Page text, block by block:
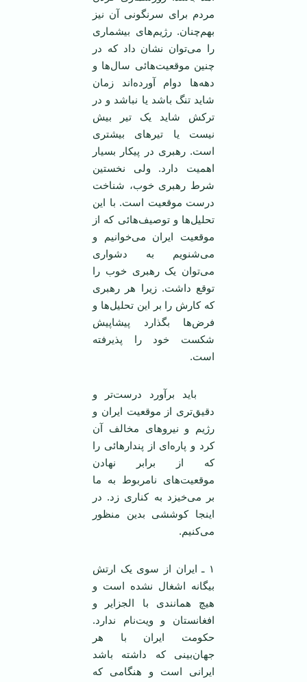
مردم برای سرنگونی آن نیز
بهم‌چنان. رژیم‌های بیشماری
را می‌توان نشان داد که در
چنین موقعیت‌هائی سال‌ها و
دهه‌ها دوام آورده‌اند زمان
شاید تنگ باشد یا نباشد و در
ترکش شاید یک تیر بیش
نیست یا تیرهای بیشتری
است. رهبری در پیکار بسیار
اهمیت دارد. ولی نخستین
شرط رهبری خوب، شناخت
درست موقعیت است. با این
تحلیل‌ها و توصیف‌هائی که از
موقعیت ایران می‌خوانیم و
می‌شنویم به دشواری
می‌توان یک رهبری خوب را
توقع داشت. زیرا هر رهبری
که کارش را بر این تحلیل‌ها و
فرض‌ها بگذارد پیشاپیش
شکست خود را پذیرفته
است.
باید برآورد درست‌تر و
دقیق‌تری از موقعیت ایران و
رژیم و نیروهای مخالف آن
کرد و پاره‌ای از پندارهائی را
که از برابر نهادن
موقعیت‌های نامربوط به ما
بر می‌خیزد به کناری زد. در
اینجا کوششی بدین منظور
می‌کنیم.
۱ ـ ایران از سوی یک ارتش
بیگانه اشغال نشده است و
هیچ همانندی با الجزایر و
افغانستان و ویت‌نام ندارد.
حکومت ایران با هر
جهان‌بینی که داشته باشد
ایرانی است و هنگامی که